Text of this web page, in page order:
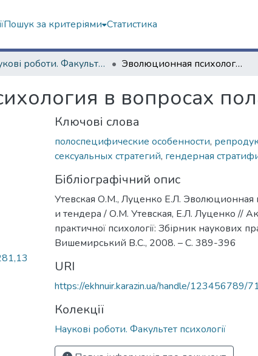
Пошук за критеріями Статистика
Наукові роботи. Факультет психології Эволюционная психология в вопросах пола и тендера
в вопросах
Ключові слова
полоспецифические особенности,
сексуальных стратегий, гендерная
Бібліографічний опис
Утевская О.М., Луценко Е.Л. Эволюционная
и тендера / О.М. Утевская, Е.Л. Луценко //
практичної психології: Збірник наукових
Вишемирський В.С., 2008. – С. 389-396
URI
https://ekhnuir.karazin.ua/handle/123456789/
Колекції
Наукові роботи. Факультет психології